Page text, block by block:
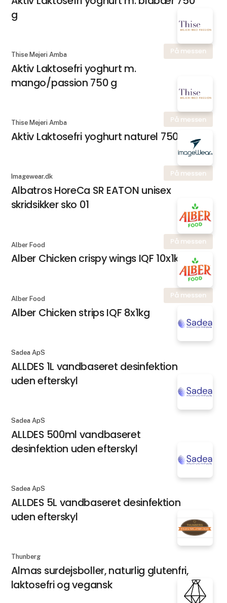
g
På messen
Thise Mejeri Amba
Aktiv Laktosefri yoghurt m.
mango/passion 750 g
På messen
Thise Mejeri Amba
Aktiv Laktosefri yoghurt naturel 750 g
På messen
Imagewear.dk
Albatros HoreCa SR EATON unisex
skridsikker sko 01
På messen
Alber Food
Alber Chicken crispy wings IQF 10x1kg
På messen
Alber Food
Alber Chicken strips IQF 8x1kg
Sadea ApS
ALLDES 1L vandbaseret desinfektion
uden efterskyl
Sadea ApS
ALLDES 500ml vandbaseret
desinfektion uden efterskyl
Sadea ApS
ALLDES 5L vandbaseret desinfektion
uden efterskyl
Thunberg
Almas surdejsboller, naturlig glutenfri,
laktosefri og vegansk